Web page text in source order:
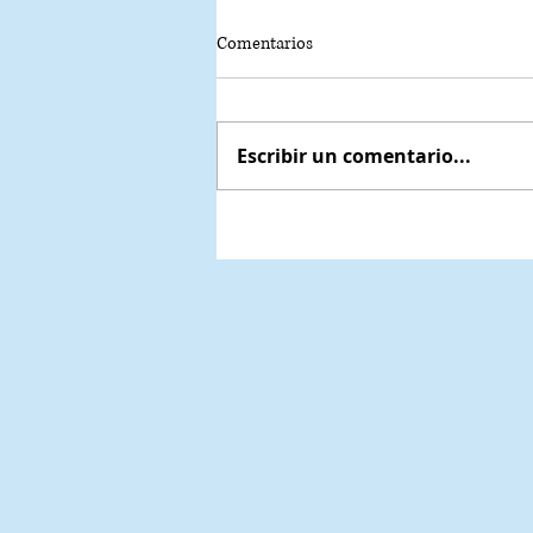
Buenos Aires con estrella: la Guía
Comentarios
Escribir un comentario...